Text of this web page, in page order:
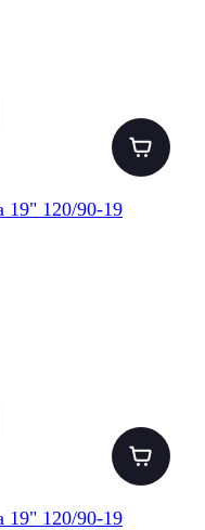
120/90-19
120/90-19